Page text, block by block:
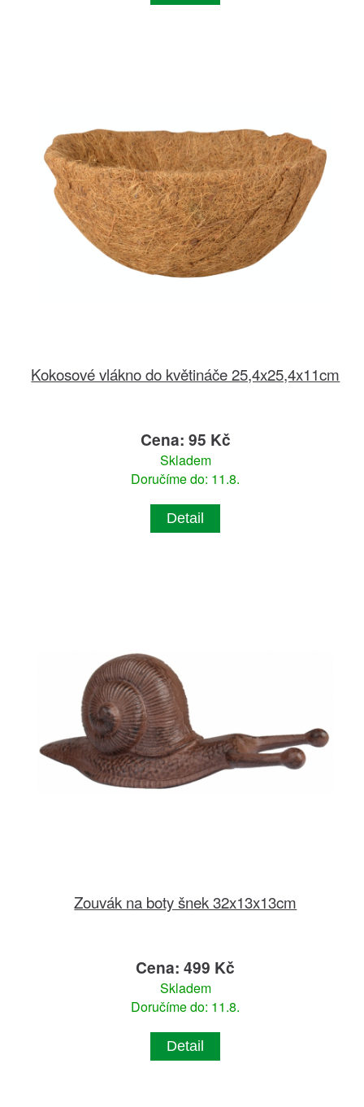
Kokosové vlákno do květináče 25,4x25,4x11cm
Cena: 95 Kč
Skladem
Doručíme do: 11.8.
Detail
Zouvák na boty šnek 32x13x13cm
Cena: 499 Kč
Skladem
Doručíme do: 11.8.
Detail